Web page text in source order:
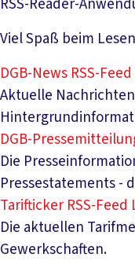
RSS-Reader-
Viel Spaß beim
DGB-News RSS-Feed
Aktuelle
DGB-
Die
Pressestatements -
Tarifticker RSS-Feed
Die aktuellen
Gewerkschaften.